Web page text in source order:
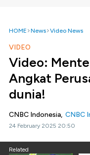
HOME News Video News
VIDEO
Video:
Angkat
dunia!
CNBC Indonesia, CNBC
24 February 2025 20:50
Related